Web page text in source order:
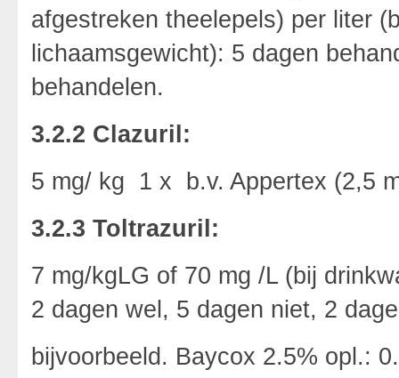
afgestreken theelepels) per liter
lichaamsgewicht): 5 dagen
behandelen.
3.2.2 Clazuril:
5 mg/ kg 1 x b.v. Appertex (2,5
3.2.3 Toltrazuril:
7 mg/kgLG of 70 mg /L (bij
2 dagen wel, 5 dagen niet, 2
bijvoorbeeld. Baycox 2.5% opl.: